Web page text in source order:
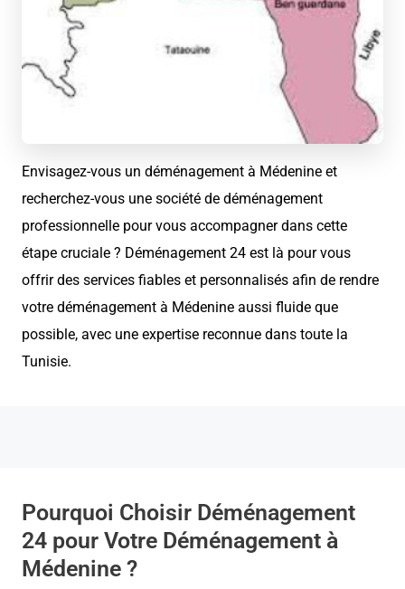
Envisagez-vous un déménagement à Médenine et
recherchez-vous une société de déménagement
professionnelle pour vous accompagner dans cette
étape cruciale ? Déménagement 24 est là pour vous
offrir des services fiables et personnalisés afin de rendre
votre déménagement à Médenine aussi fluide que
possible, avec une expertise reconnue dans toute la
Tunisie.
Pourquoi Choisir Déménagement
24 pour Votre Déménagement à
Médenine ?